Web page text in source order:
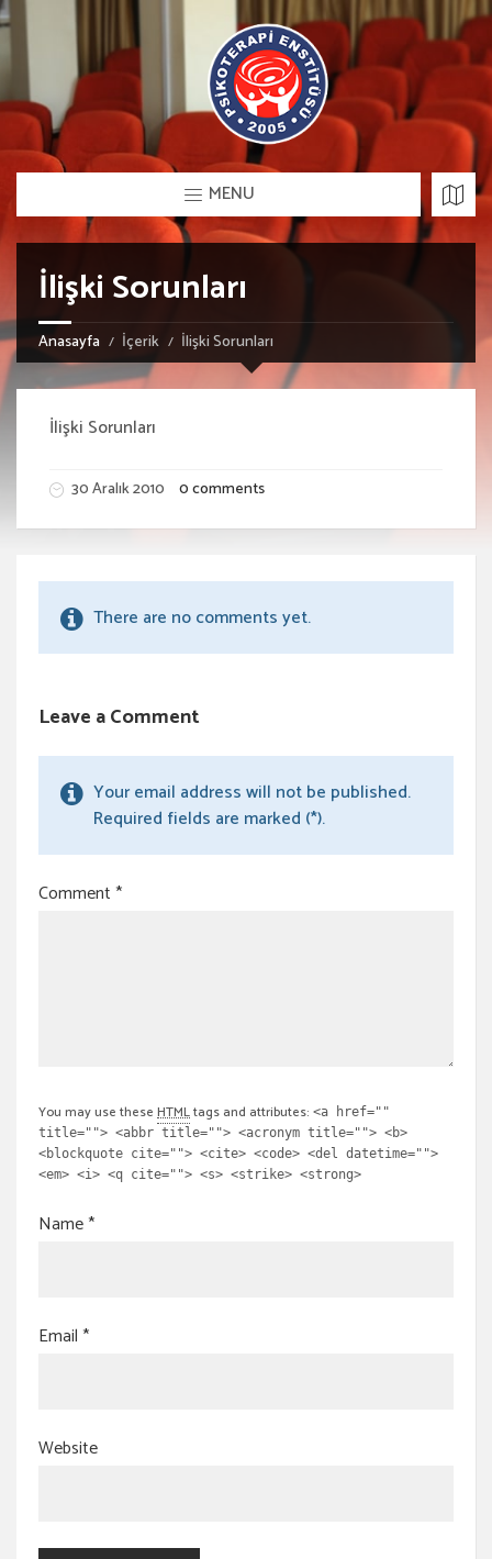
MENU
İlişki Sorunları
Anasayfa İçerik İlişki Sorunları
İlişki Sorunları
30 Aralık 2010 0 comments
There are no comments yet.
Leave a Comment
Your email address will not be published.
Required fields are marked (*).
Comment*
You may use these HTMLtags and attributes: <a href=""
title=""> <abbr title=""> <acronym title=""> <b>
<blockquote cite=""> <cite> <code> <del datetime="">
<em> <i> <q cite=""> <s> <strike> <strong>
Name*
Email*
Website